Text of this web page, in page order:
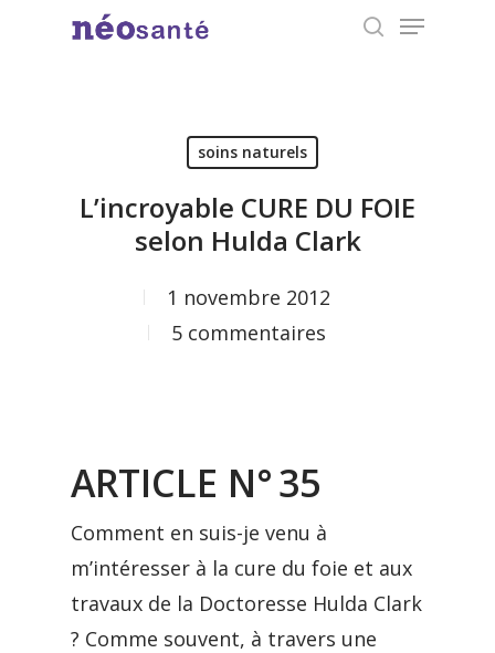
Menu
soins naturels
L’incroyable CURE DU FOIE
selon Hulda Clark
1 novembre 2012
5 commentaires
ARTICLE N° 35
Comment en suis-je venu à
m’intéresser à la cure du foie et aux
travaux de la Doctoresse Hulda Clark
? Comme souvent, à travers une